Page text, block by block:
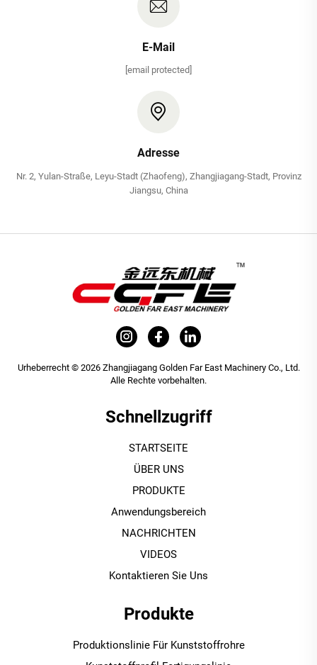
E-Mail
[email protected]
Adresse
Nr. 2, Yulan-Straße, Leyu-Stadt (Zhaofeng), Zhangjiagang-Stadt, Provinz
Jiangsu, China
Urheberrecht © 2026 Zhangjiagang Golden Far East Machinery Co., Ltd.
Alle Rechte vorbehalten.
Schnellzugriff
STARTSEITE
ÜBER UNS
PRODUKTE
Anwendungsbereich
NACHRICHTEN
VIDEOS
Kontaktieren Sie Uns
Produkte
Produktionslinie Für Kunststoffrohre